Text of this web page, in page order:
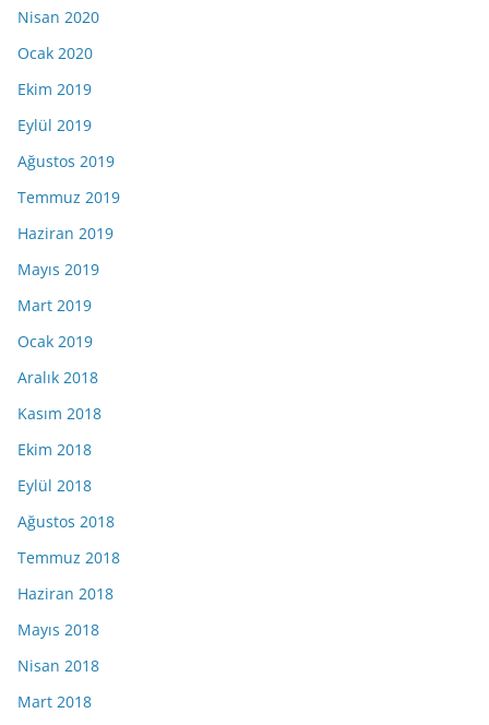
Nisan 2020
Ocak 2020
Ekim 2019
Eylül 2019
Ağustos 2019
Temmuz 2019
Haziran 2019
Mayıs 2019
Mart 2019
Ocak 2019
Aralık 2018
Kasım 2018
Ekim 2018
Eylül 2018
Ağustos 2018
Temmuz 2018
Haziran 2018
Mayıs 2018
Nisan 2018
Mart 2018